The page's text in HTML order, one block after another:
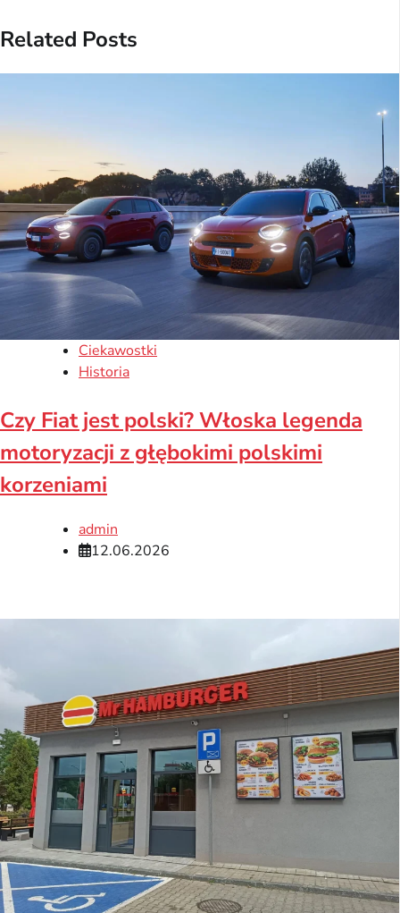
Related Posts
Ciekawostki
Historia
Czy Fiat jest polski? Włoska legenda
motoryzacji z głębokimi polskimi
korzeniami
admin
12.06.2026